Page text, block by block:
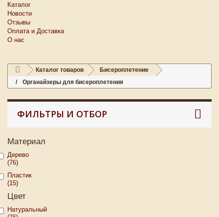
Каталог
Новости
Отзывы
Оплата и Доставка
О нас
Каталог товаров
Бисероплетение
Органайзеры для бисероплетения
ФИЛЬТРЫ И ОТБОР
Материал
Дерево
(76)
Пластик
(15)
Цвет
Натуральный